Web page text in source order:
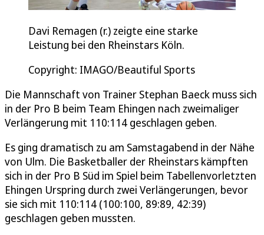
Davi Remagen (r.) zeigte eine starke
Leistung bei den Rheinstars Köln.
Copyright: IMAGO/Beautiful Sports
Die Mannschaft von Trainer Stephan Baeck muss sich
in der Pro B beim Team Ehingen nach zweimaliger
Verlängerung mit 110:114 geschlagen geben.
Es ging dramatisch zu am Samstagabend in der Nähe
von Ulm. Die Basketballer der Rheinstars kämpften
sich in der Pro B Süd im Spiel beim Tabellenvorletzten
Ehingen Urspring durch zwei Verlängerungen, bevor
sie sich mit 110:114 (100:100, 89:89, 42:39)
geschlagen geben mussten.